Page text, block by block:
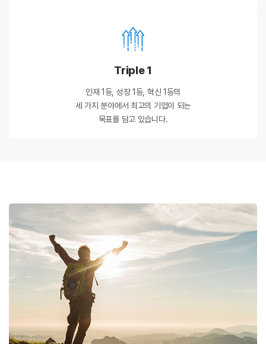
Triple 1
인재 1등, 성장 1등, 혁신 1등의
세 가지 분야에서 최고의 기업이 되는
목표를 담고 있습니다.